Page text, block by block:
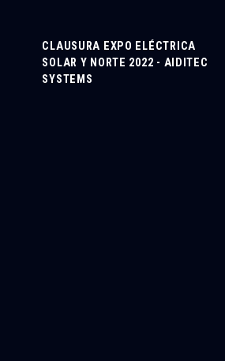
CLAUSURA EXPO ELÉCTRICA
SOLAR Y NORTE 2022 - AIDITEC
SYSTEMS